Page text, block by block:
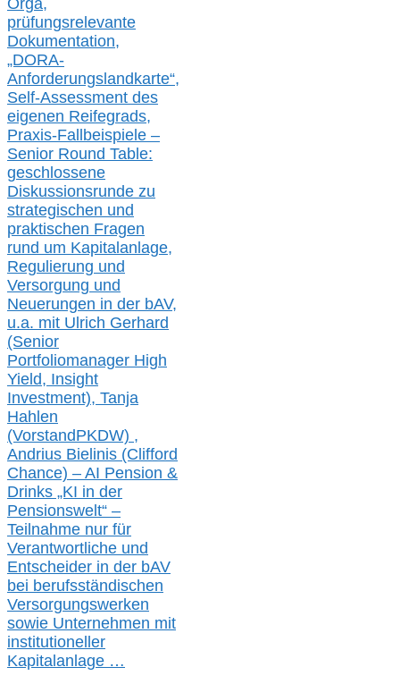
Orga,
prüfungsrelevante
Dokumentation,
„DORA-
Anforderungslandkarte“,
Self-Assessment des
eigenen Reifegrads,
Praxis-Fallbeispiele –
Senior Round Table:
geschlossene
Diskussionsrunde zu
strategischen und
praktischen Fragen
rund um Kapitalanlage,
Regulierung und
Versorgung und
Neuerungen in der bAV,
u.a. mit Ulrich Gerhard
(Senior
Portfoliomanager High
Yield, Insight
Investment), Tanja
Hahlen
(VorstandPKDW) ,
Andrius Bielinis (Clifford
Chance) – AI Pension &
Drinks „KI in der
Pensionswelt“ –
Teilnahme nur für
Verantwortliche und
Entscheider in der bAV
bei berufsständischen
Versorgungswerken
sowie Unternehmen mit
institutioneller
Kapitalanlage …